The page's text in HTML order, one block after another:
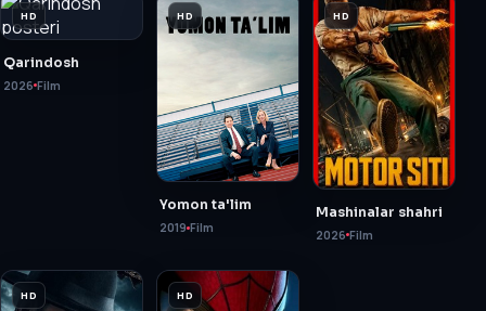
HD
Qarindosh
2026 Film
HD
Yomon ta'lim
2019 Film
HD
Mashinalar shahri
2026 Film
HD HD